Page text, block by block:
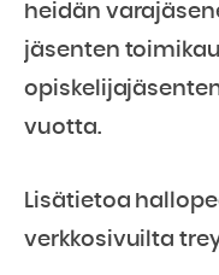
heidän
jäsenten
vuotta.
Lisätietoa
verkkosivuilta